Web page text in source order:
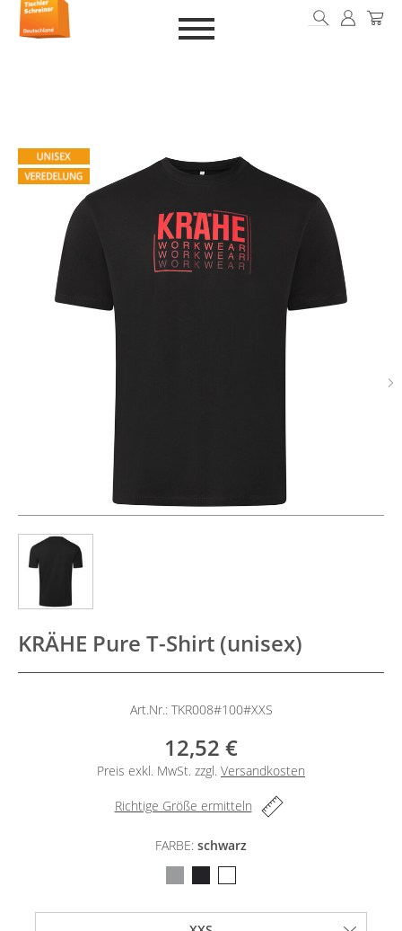
KRÄHE Pure T-Shirt (unisex)
Art.Nr.: TKR008#100#XXS
12,52 €
Preis exkl. MwSt. zzgl. Versandkosten
Richtige Größe ermitteln
FARBE: schwarz